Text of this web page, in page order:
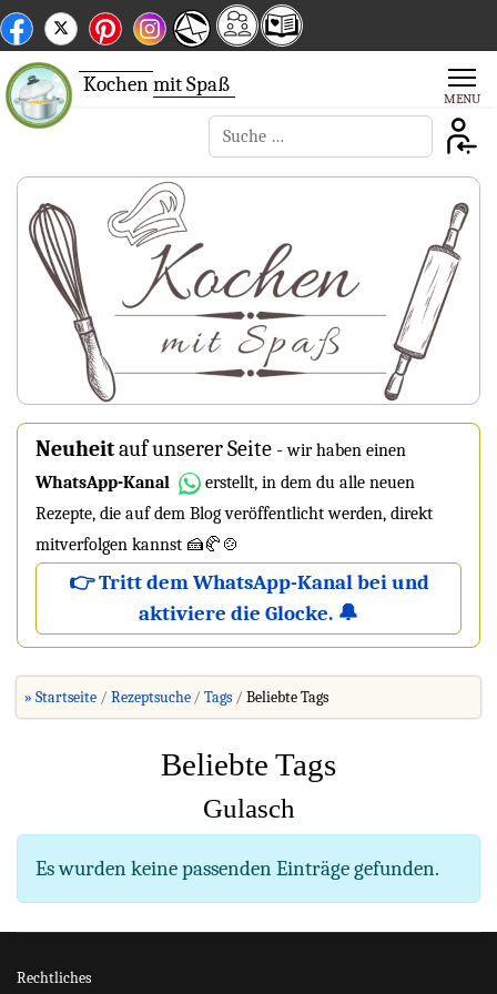
Kochenmit Spaß
Suchen
Neuheitauf unserer Seite -wir haben einen
WhatsApp-Kanal
erstellt, in dem du alle neuen
Rezepte, die auf dem Blog veröffentlicht werden, direkt
mitverfolgen kannst 🍰🥐🍲
👉 Tritt dem WhatsApp-Kanal bei und
aktiviere die Glocke. 🔔
» Startseite Rezeptsuche Tags Beliebte Tags
Beliebte Tags
Gulasch
Information
Es wurden keine passenden Einträge gefunden.
Rechtliches